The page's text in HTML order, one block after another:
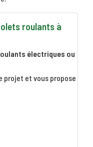
roulants à
électriques ou
projet et vous propose